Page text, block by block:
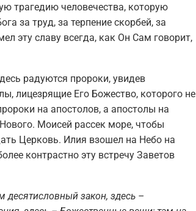
трагедию человечества, которую
за труд, за терпение скорбей, за
эту славу всегда, как Он Сам говорит,
радуются пророки, увидев
лицезрящие Его Божество, которого не
на апостолов, а апостолы на
Моисей рассек море, чтобы
Церковь. Илия взошел на Небо на
контрастно эту встречу Заветов
десятисловный закон, здесь –